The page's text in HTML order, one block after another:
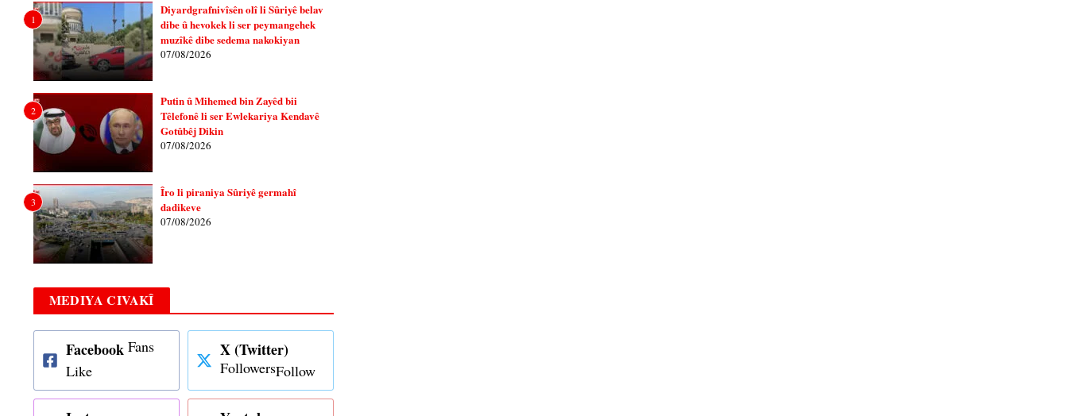
1
Diyardgrafnivîsên olî li Sûriyê belav
dibe û hevokek li ser peymangehek
muzîkê dibe sedema nakokiyan
07/08/2026
2
Putin û Mihemed bin Zayêd bii
Têlefonê li ser Ewlekariya Kendavê
Gotûbêj Dikin
07/08/2026
3
Îro li piraniya Sûriyê germahî
dadikeve
07/08/2026
MEDIYA CIVAKÎ
Facebook Fans
Like
X (Twitter)
FollowersFollow